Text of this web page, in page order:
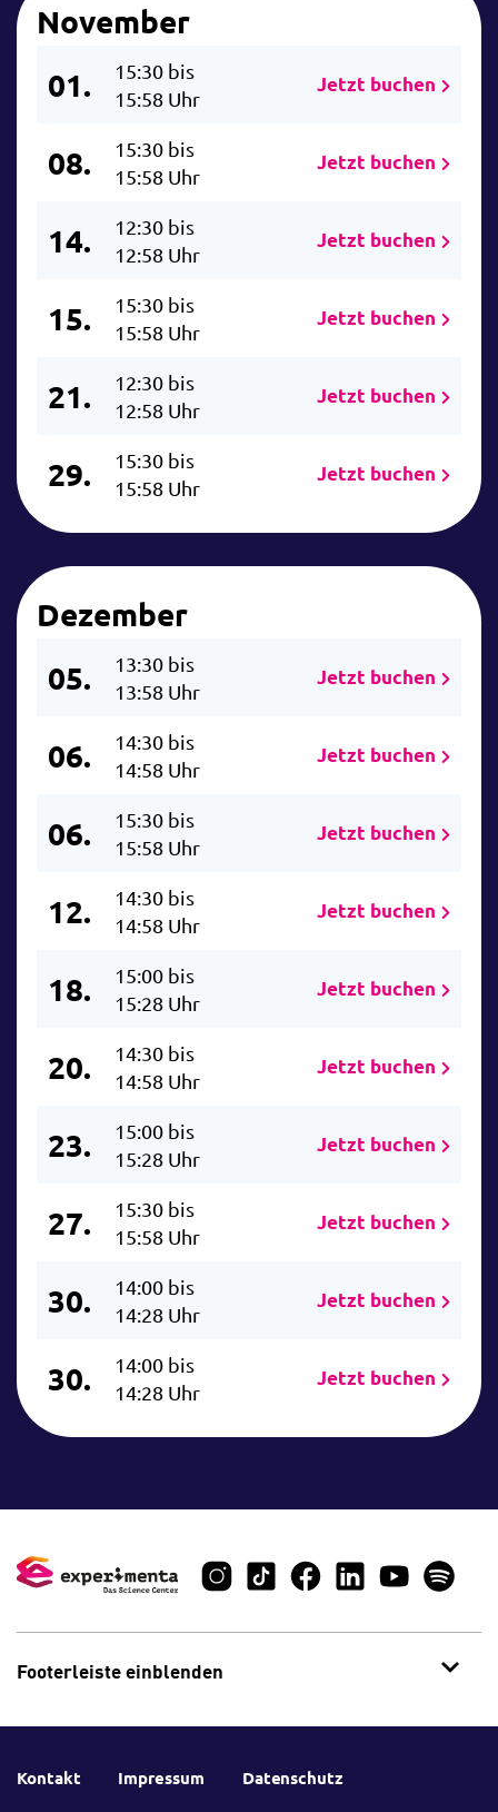
November
01.
15:30 bis
15:58 Uhr
Jetzt buchen
08.
15:30 bis
15:58 Uhr
Jetzt buchen
14.
12:30 bis
12:58 Uhr
Jetzt buchen
15.
15:30 bis
15:58 Uhr
Jetzt buchen
21.
12:30 bis
12:58 Uhr
Jetzt buchen
29.
15:30 bis
15:58 Uhr
Jetzt buchen
Dezember
05.
13:30 bis
13:58 Uhr
Jetzt buchen
06.
14:30 bis
14:58 Uhr
Jetzt buchen
06.
15:30 bis
15:58 Uhr
Jetzt buchen
12.
14:30 bis
14:58 Uhr
Jetzt buchen
18.
15:00 bis
15:28 Uhr
Jetzt buchen
20.
14:30 bis
14:58 Uhr
Jetzt buchen
23.
15:00 bis
15:28 Uhr
Jetzt buchen
27.
15:30 bis
15:58 Uhr
Jetzt buchen
30.
14:00 bis
14:28 Uhr
Jetzt buchen
30.
14:00 bis
14:28 Uhr
Jetzt buchen
Footerleiste einblenden
Kontakt Impressum Datenschutz